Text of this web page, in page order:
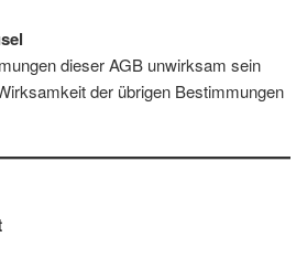
dieser AGB unwirksam sein
der übrigen Bestimmungen